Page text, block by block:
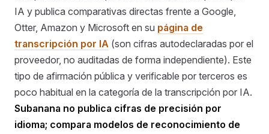
IA y publica comparativas directas frente a Google,
Otter, Amazon y Microsoft en su página de
transcripción por IA (son cifras autodeclaradas por el
proveedor, no auditadas de forma independiente). Este
tipo de afirmación pública y verificable por terceros es
poco habitual en la categoría de la transcripción por IA.
Subanana no publica cifras de precisión por
idioma; compara modelos de reconocimiento de